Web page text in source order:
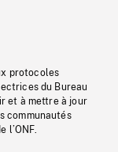
protocoles
du Bureau
et à mettre à jour
communautés
l’ONF.